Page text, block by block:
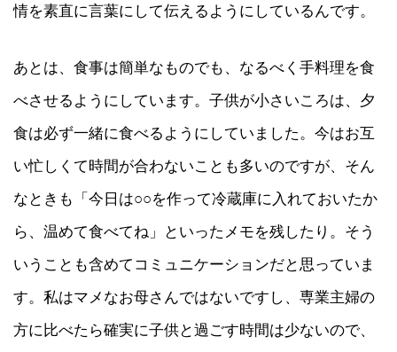
情を素直に言葉にして伝えるようにしているんです。
あとは、食事は簡単なものでも、なるべく手料理を食
べさせるようにしています。子供が小さいころは、夕
食は必ず一緒に食べるようにしていました。今はお互
い忙しくて時間が合わないことも多いのですが、そん
なときも「今日は○○を作って冷蔵庫に入れておいたか
ら、温めて食べてね」といったメモを残したり。そう
いうことも含めてコミュニケーションだと思っていま
す。私はマメなお母さんではないですし、専業主婦の
方に比べたら確実に子供と過ごす時間は少ないので、